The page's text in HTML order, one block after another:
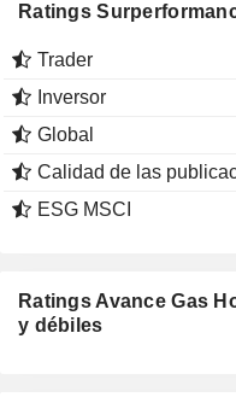
Ratings
Trader
Inversor
Global
Calidad de las
ESG MSCI
Ratings Avance Gas
y débiles